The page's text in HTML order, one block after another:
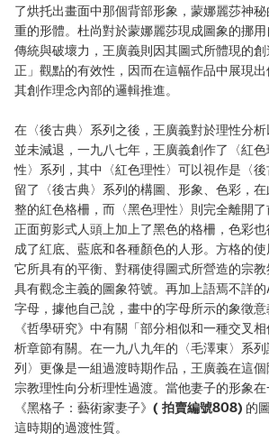
了烘托出畫面中那個背部形象，蒙娜麗莎神
重的形體。杜尚對於蒙娜麗莎現成圖象的挪
傳統與破壞力，王廣義則因其圖式所體現的
正」觀點的有效性，因而在這幅作品中展現
其創作理念內部的邏輯推進。
在〈後古典〉系列之後，王廣義對於理性分
並未減退，一九八七年，王廣義創作了〈紅
性〉系列，其中〈紅色理性〉可以視作是〈
留了〈後古典〉系列的構圖、形象、色彩，
整的紅色格柵，而〈黑色理性〉則完全離開
正面剪影式人頭上加上了黑色的格柵，色彩
成了紅底、藍底和各種顏色的人形。方格的使
它所具有的平衡、對稱使得圖式所營造的宗
具有觀念主義的圖象符號。再加上語焉不詳
字母，據他自己說，畫中的字母所示的象徵
《哲學研究》中有關「部分相似和一種交叉
析章節有關。在一九八九年的〈毛澤東〉系
列〉更像是一組過渡時期作品，王廣義在這
宗教理性向分析理性過渡。當他妻子的形象
《黑格子：藝術家妻子》 ( 拍賣編號808) 的
這時期的過渡性質。